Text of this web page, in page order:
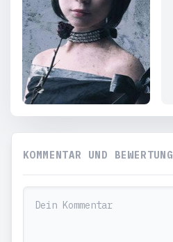
KOMMENTAR UND BEWERTUNG